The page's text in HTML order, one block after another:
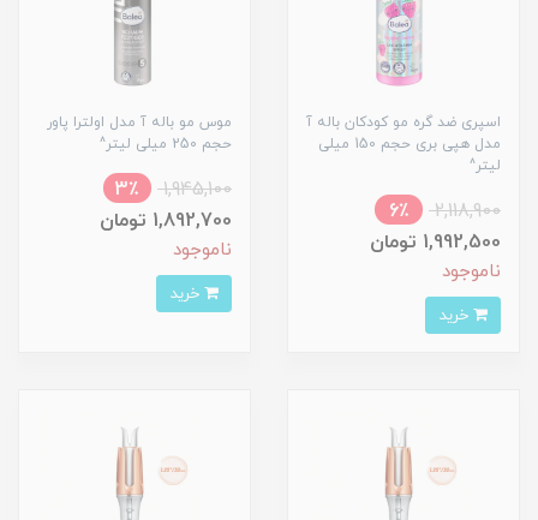
اسپری ضد گره مو کودکان باله آ
مدل هپی بری حجم 150 میلی
لیتر^
2,118,900
6٪
1,992,500 تومان
ناموجود
موس مو باله آ مدل اولترا پاور
حجم 250 میلی لیتر^
1,945,100
3٪
1,892,700 تومان
ناموجود